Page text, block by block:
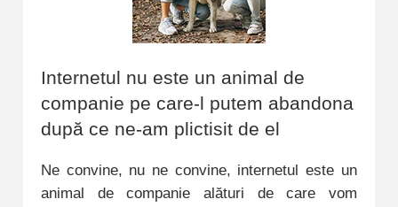
Internetul nu este un animal de
companie pe care-l putem abandona
după ce ne-am plictisit de el
Ne convine, nu ne convine, internetul este un
animal de companie alături de care vom